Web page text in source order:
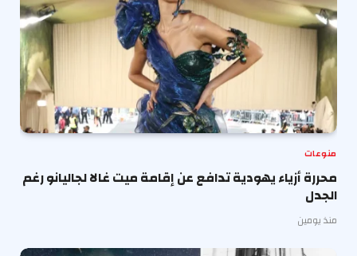
منوعات
محررة أزياء يهودية تدافع عن إقامة ميت غالا لجاليانو رغم
الجدل
منذ يومين